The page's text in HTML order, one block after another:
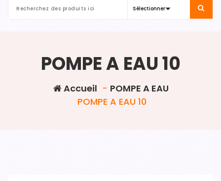
POMPE A EAU 10
Accueil - POMPE A EAU
POMPE A EAU 10